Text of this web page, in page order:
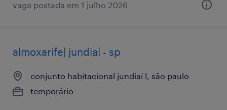
vaga postada em 1 julho 2026
almoxarife| jundiaí - sp
conjunto habitacional jundiaí l, são paulo
temporário